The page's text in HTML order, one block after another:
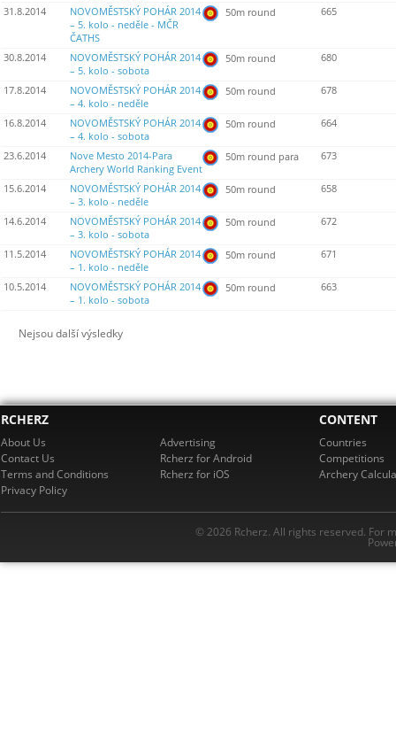
31.8.2014
NOVOMĚSTSKÝ POHÁR 2014
– 5. kolo - neděle - MČR
ČATHS
50m round 665
30.8.2014
NOVOMĚSTSKÝ POHÁR 2014
– 5. kolo - sobota
50m round 680
17.8.2014
NOVOMĚSTSKÝ POHÁR 2014
– 4. kolo - neděle
50m round 678
16.8.2014
NOVOMĚSTSKÝ POHÁR 2014
– 4. kolo - sobota
50m round 664
23.6.2014
Nove Mesto 2014-Para
Archery World Ranking Event
50m round para 673
15.6.2014
NOVOMĚSTSKÝ POHÁR 2014
– 3. kolo - neděle
50m round 658
14.6.2014
NOVOMĚSTSKÝ POHÁR 2014
– 3. kolo - sobota
50m round 672
11.5.2014
NOVOMĚSTSKÝ POHÁR 2014
– 1. kolo - neděle
50m round 671
10.5.2014
NOVOMĚSTSKÝ POHÁR 2014
– 1. kolo - sobota
50m round 663
Nejsou další výsledky
RCHERZ
About Us
Contact Us
Terms and Conditions
Privacy Policy
Advertising
Rcherz for Android
Rcherz for iOS
CONTENT
Countries
Competitions
Archery
© 2026 Rcherz. All rights reserved. For